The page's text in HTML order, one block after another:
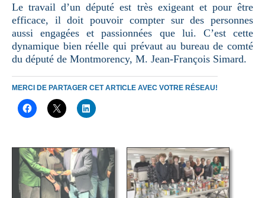
Le travail d’un député est très exigeant et pour être
efficace, il doit pouvoir compter sur des personnes
aussi engagées et passionnées que lui. C’est cette
dynamique bien réelle qui prévaut au bureau de comté
du député de Montmorency, M. Jean-François Simard.
MERCI DE PARTAGER CET ARTICLE AVEC VOTRE RÉSEAU!